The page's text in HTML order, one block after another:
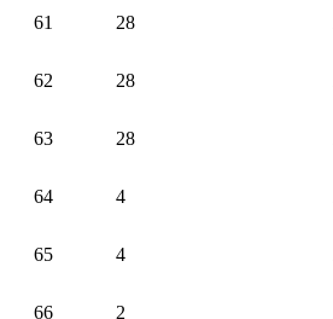
61 28
62 28
63 28
64 4
65 4
66 2